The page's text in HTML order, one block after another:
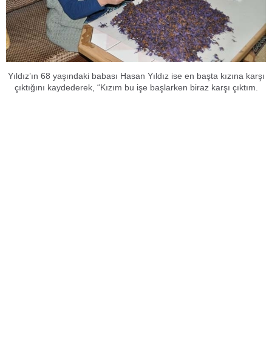
Yıldız’ın 68 yaşındaki babası Hasan Yıldız ise en başta kızına karşı
çıktığını kaydederek, “Kızım bu işe başlarken biraz karşı çıktım.